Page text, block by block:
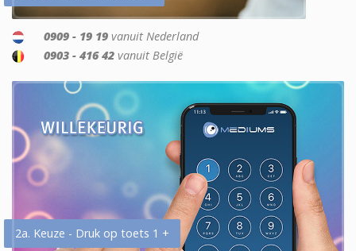
0909 - 19 19 vanuit Nederland
0903 - 416 42 vanuit België
2a. Keuze - Druk op toets 1 +